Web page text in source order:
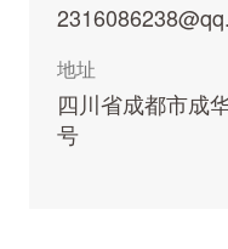
地址
四川省成都市成
号